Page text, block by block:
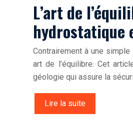
L’art de
hydrostatique
Contrairement à une
art de l’équilibre. Cet
géologie qui assure la
Lire la suite